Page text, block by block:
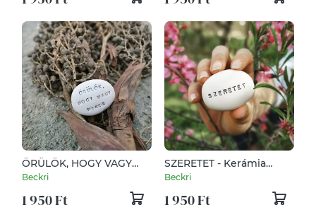
ÖRÜLÖK, HOGY VAGY
NEKEM - Kerámia
üzenetekkel,
motivációkkal
Beckri
1 950 Ft
SZERETET - Kerámia
Varázskavics kedves
motivációkkal
Beckri
1 950 Ft